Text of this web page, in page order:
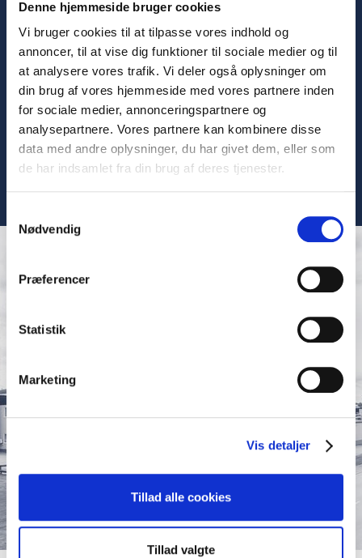
Denne hjemmeside bruger cookies
Vi bruger cookies til at tilpasse vores indhold og
annoncer, til at vise dig funktioner til sociale medier og til
at analysere vores trafik. Vi deler også oplysninger om
din brug af vores hjemmeside med vores partnere inden
for sociale medier, annonceringspartnere og
analysepartnere. Vores partnere kan kombinere disse
data med andre oplysninger, du har givet dem, eller som
de har indsamlet fra din brug af deres tjenester.
Nødvendig
Præferencer
Statistik
Marketing
Vis detaljer
Tillad alle cookies
Tillad valgte
DANÆG blev det officiella namnet på företaget 1985
och 1991 delades företaget upp i två företag: DANÆG
A/S och DANÆG Products A/S.
1999 avbröts de två förpackningsanläggningarna i Tølløs
och Thorning, och äggen överfördes till
förpackningsanläggningen i Christiansfeld, som uppfördes
1982, som senare utvidgades flera gånger.